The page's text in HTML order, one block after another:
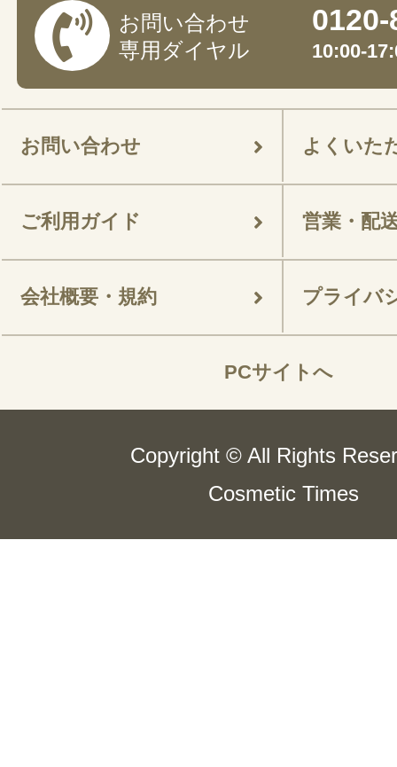
お問い合わせ
専用ダイヤル
10:00-
お問い合わせ よくいた
ご利用ガイド 営業・配
会社概要・規約 プライバ
PCサイトへ
Copyright © All Rights
Cosmetic Times